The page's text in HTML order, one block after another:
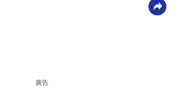
廣告